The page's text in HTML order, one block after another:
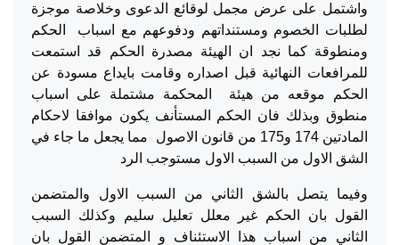
واشتمل على عرض مجمل لوقائع الدعوى وخلاصة موجزة
لطلبات الخصوم ومستنداتهم ودفوعهم مع اسباب الحكم
ومنطوقة كما نجد ان الهيئة مصدرة الحكم قد استمعت
للمرافعات النهائية قبل اصداره وقامت بايداع مسودة عن
الحكم موقعه من هيئة المحكمة مشتملة على اسباب
منطوق وبذلك فان الحكم المستأنف يكون موافقا لاحكام
المادتين 174 و175 من قانون الاصول مما يجعل ما جاء في
الشق الاول من السبب الاول مستوجب الرد
وفيما يتصل بالشق الثاني من السبب الاول والمتضمن
القول بان الحكم غير معلل تعليل سليم وكذلك السبب
الثاني من اسباب هذا الاستئناف و المتضمن القول بان